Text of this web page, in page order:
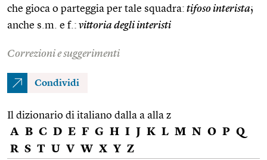
che gioca o parteggia per tale squadra: tifoso interista;
anche s.m. e f.: vittoria degli interisti
Correzioni e suggerimenti
Condividi
Il dizionario di italiano dalla a alla z
A B C D E F G H I J K L M N O P Q
R S T U V W X Y Z